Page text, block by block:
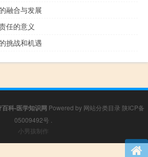
融合与发展
任的意义
挑战和机遇
百科-医学知识网 Powered by 网站分类目录 陕ICP备
05009492号
小男孩制作